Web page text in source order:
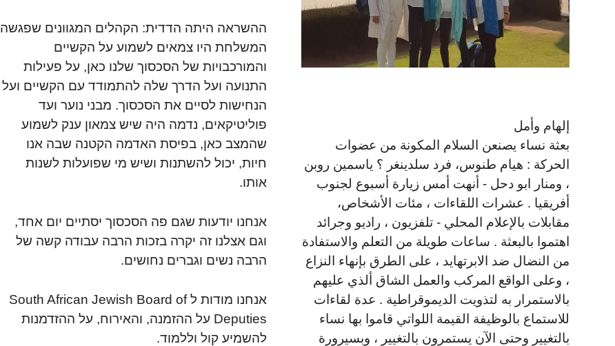
ההשראה היתה הדדית: הקהלים המגוונים שפגשה
המשלחת היו צמאים לשמוע על הקשיים
והמורכבויות של הסכסוך שלנו כאן, על פעילות
התנועה ועל הדרך שלה להתמודד עם הקשיים ועל
הנחישות לסיים את הסכסוך. מבני נוער ועד
פוליטיקאים, נדמה היה שיש צמאון ענק לשמוע
שהמצב כאן, בפיסת האדמה הקטנה שבה אנו
חיות, יכול להשתנות ושיש מי שפועלות לשנות
אותו.
אנחנו יודעות שגם פה הסכסוך יסתיים יום אחד,
וגם אצלנו זה יקרה בזכות הרבה עבודה קשה של
הרבה נשים וגברים נחושים.
אנחנו מודות ל South African Jewish Board of
Deputies על ההזמנה, והאירוח, על ההזדמנות
להשמיע קול וללמוד.
إلهام وأمل
بعثة نساء يصنعن السلام المكونة من عضوات
الحركة : هيام طنوس، فرد سلدينغر ؟ ياسمين روبن
، ومنار ابو دحل - أنهت أمس زيارة أسبوع لجنوب
أفريقيا . عشرات اللقاءات ، مئات الأشخاص،
مقابلات بالإعلام المحلي - تلفزيون ، راديو وجرائد
اهتموا بالبعثة . ساعات طويلة من التعلم والاستفادة
من النضال ضد الابرتهايد ، على الطرق بإنهاء النزاع
، وعلى الواقع المركب والعمل الشاق ألذي عليهم
بالاستمرار به لتذويت الديموقراطية . عدة لقاءات
للاستماع بالوظيفة القيمة اللواتي قاموا بها نساء
بالتغيير وحتى الآن يستمرون بالتغيير ، وبسيرورة